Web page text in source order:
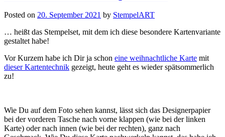
Posted on 20. September 2021 by StempelART
… heißt das Stempelset, mit dem ich diese besondere Kartenvariante
gestaltet habe!
Vor Kurzem habe ich Dir ja schon eine weihnachtliche Karte mit
dieser Kartentechnik gezeigt, heute geht es wieder spätsommerlich
zu!
Wie Du auf dem Foto sehen kannst, lässt sich das Designerpapier
bei der vorderen Tasche nach vorne klappen (wie bei der linken
Karte) oder nach innen (wie bei der rechten), ganz nach